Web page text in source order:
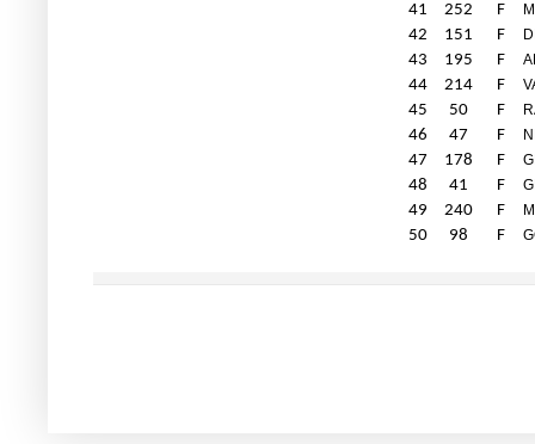
41 252 F
42 151 F
43 195 F
44 214 F
45 50 F
46 47 F
47 178 F
48 41 F
49 240 F
50 98 F